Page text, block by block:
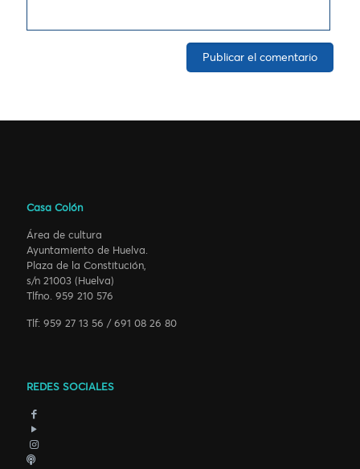
Casa Colón
Área de cultura
Ayuntamiento de Huelva.
Plaza de la Constitución,
s/n 21003 (Huelva)
Tlfno. 959 210 576
Tlf: 959 27 13 56 / 691 08 26 80
REDES SOCIALES